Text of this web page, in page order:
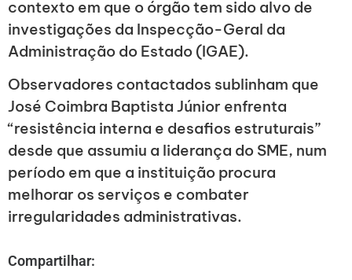
contexto em que o órgão tem sido alvo de
investigações da Inspecção-Geral da
Administração do Estado (IGAE).
Observadores contactados sublinham que
José Coimbra Baptista Júnior enfrenta
“resistência interna e desafios estruturais”
desde que assumiu a liderança do SME, num
período em que a instituição procura
melhorar os serviços e combater
irregularidades administrativas.
Compartilhar: